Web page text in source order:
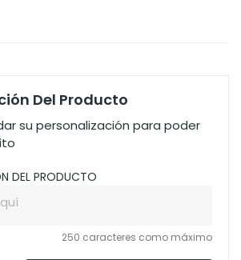
Del Producto
su personalización para poder
DEL PRODUCTO
250 caracteres como máximo